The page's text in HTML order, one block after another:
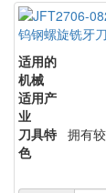
钨钢螺旋铣牙
适用的
机械
适用产
业
刀具特
色
拥有